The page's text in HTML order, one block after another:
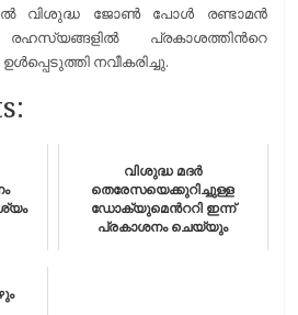
ല്‍ വിശുദ്ധ ജോണ്‍ പോള്‍ രണ്ടാമന്‍
പ്രകാശത്തിന്‍റെ
നവീകരിച്ചു.
വിശുദ്ധ മദർ
തെരേസയെക്കുറിച്ചുള്ള
ഡോക്യുമെന്‍ററി ഇന്ന്
പ്രകാശനം ചെയ്യും